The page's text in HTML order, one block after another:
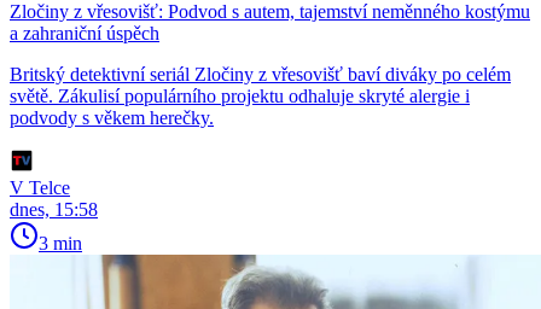
Zločiny z vřesovišť: Podvod s autem, tajemství neměnného kostýmu
a zahraniční úspěch
Britský detektivní seriál Zločiny z vřesovišť baví diváky po celém
světě. Zákulisí populárního projektu odhaluje skryté alergie i
podvody s věkem herečky.
V Telce
dnes, 15:58
3 min